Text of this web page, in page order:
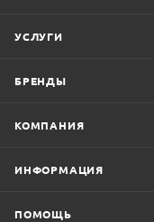
УСЛУГИ
БРЕНДЫ
КОМПАНИЯ
ИНФОРМАЦИЯ
ПОМОЩЬ